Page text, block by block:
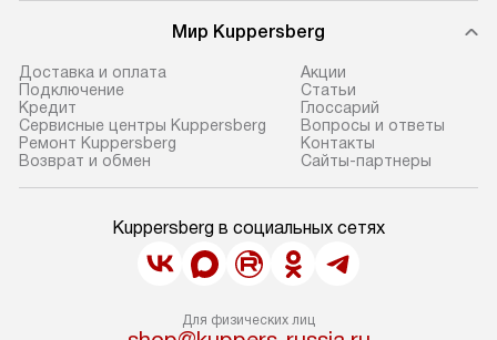
Мир Kuppersberg
Доставка и оплата
Подключение
Кредит
Сервисные центры Kuppersberg
Ремонт Kuppersberg
Возврат и обмен
Акции
Cтатьи
Глоссарий
Вопросы и ответы
Контакты
Сайты-партнеры
Kuppersberg в социальных сетях
Для физических лиц